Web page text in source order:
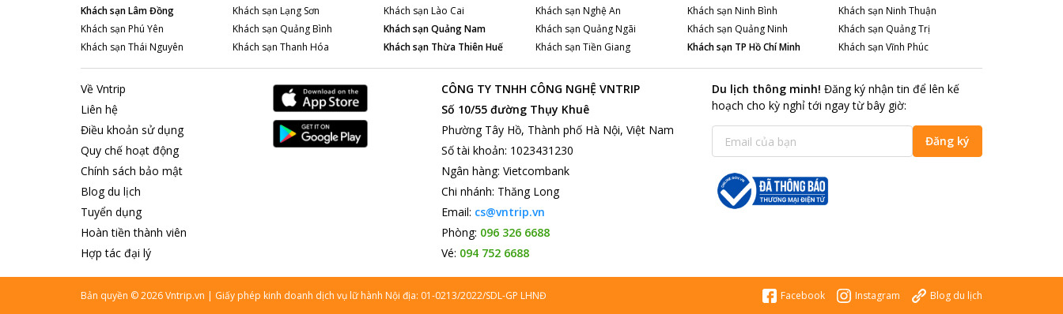
Khách sạnLâm Đồng Khách sạn Lạng Sơn Khách sạn Lào Cai Khách sạn Nghệ An Khách sạn Ninh Bình Khách sạn Ninh Thuận
Khách sạn Phú Yên Khách sạn Quảng Bình Khách sạnQuảng Nam Khách sạn Quảng Ngãi Khách sạn Quảng Ninh Khách sạn Quảng Trị
Khách sạn Thái Nguyên Khách sạn Thanh Hóa Khách sạn Thừa Thiên Huế Khách sạn Tiền Giang Khách sạn TP Hồ Chí Minh Khách sạn Vĩnh Phúc
Về Vntrip
Liên hệ
Điều khoản sử dụng
Quy chế hoạt động
Chính sách bảo mật
Blog du lịch
Tuyển dụng
Hoàn tiền thành viên
Hợp tác đại lý
CÔNG TY TNHH CÔNG NGHỆ VNTRIP
Số 10/55 đường Thụy Khuê
Phường Tây Hồ, Thành phố Hà Nội, Việt Nam
Số tài khoản: 1023431230
Ngân hàng: Vietcombank
Chi nhánh: Thăng Long
Email: cs@vntrip.vn
Phòng: 096 326 6688
Vé: 094 752 6688
Du lịch thông minh! Đăng ký nhận tin để lên kế
hoạch cho kỳ nghỉ tới ngay từ bây giờ:
Đăng ký
Bản quyền ©2026Vntrip.vn | Giấy phép kinh doanh dịch vụ lữ hành Nội địa: 01-0213/2022/SDL-GP LHNĐ Facebook Instagram Blog du lịch